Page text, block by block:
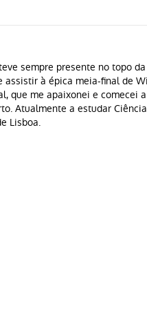
sempre presente no topo da
à épica meia-final de
que me apaixonei e comecei a
Atualmente a estudar
Lisboa.